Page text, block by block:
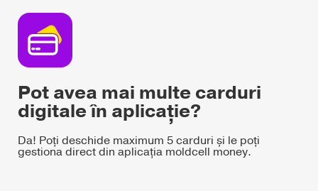
Pot avea mai multe carduri
digitale în aplicație?
Da! Poți deschide maximum 5 carduri și le poți
gestiona direct din aplicația moldcell money.